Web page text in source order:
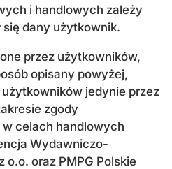
i handlowych zależy
się dany użytkownik.
przez użytkowników,
opisany powyżej,
jedynie przez
zgody
celach handlowych
Wydawniczo-
o.o. oraz PMPG Polskie